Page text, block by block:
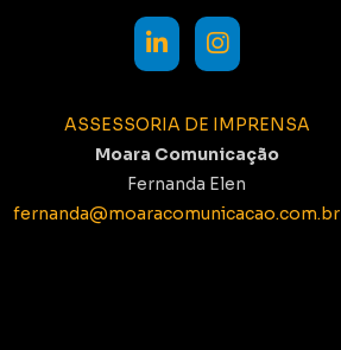
ASSESSORIA DE IMPRENSA
Moara Comunicação
Fernanda Elen
fernanda@moaracomunicacao.com.br